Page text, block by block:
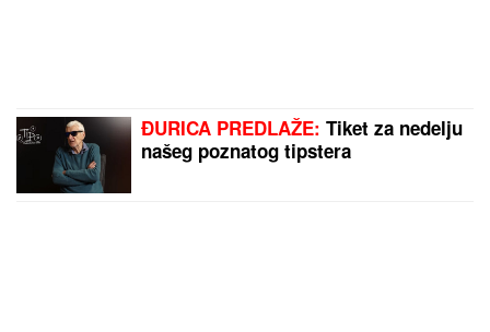
ĐURICA PREDLAŽE: Tiket za nedelju
našeg poznatog tipstera